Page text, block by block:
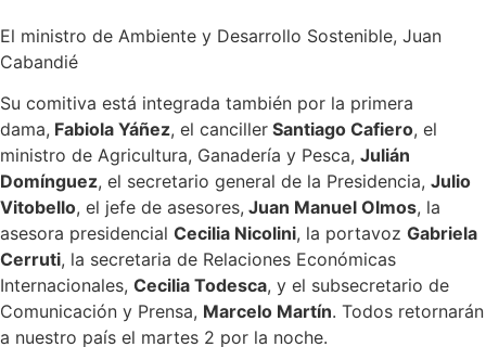
El ministro de Ambiente y Desarrollo Sostenible, Juan
Cabandié
Su comitiva está integrada también por la primera
dama, Fabiola Yáñez, el canciller Santiago Cafiero, el
ministro de Agricultura, Ganadería y Pesca, Julián
Domínguez, el secretario general de la Presidencia, Julio
Vitobello, el jefe de asesores, Juan Manuel Olmos, la
asesora presidencial Cecilia Nicolini, la portavoz Gabriela
Cerruti, la secretaria de Relaciones Económicas
Internacionales, Cecilia Todesca, y el subsecretario de
Comunicación y Prensa, Marcelo Martín. Todos retornarán
a nuestro país el martes 2 por la noche.